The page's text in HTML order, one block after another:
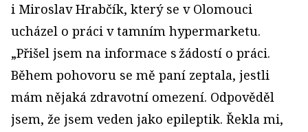
i Miroslav Hrabčík, který se v Olomouci
ucházel o práci v tamním hypermarketu.
„Přišel jsem na informace s žádostí o práci.
Během pohovoru se mě paní zeptala, jestli
mám nějaká zdravotní omezení. Odpověděl
jsem, že jsem veden jako epileptik. Řekla mi,